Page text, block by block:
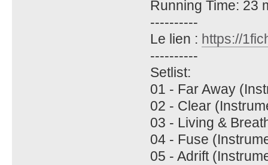
Running Time: 23
----------
Le lien : https://
----------
Setlist:
01 - Far Away
02 - Clear
03 - Living &
04 - Fuse
05 - Adrift